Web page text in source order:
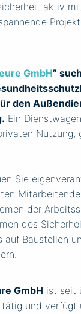
aktiv
GmbH”
den
Ein
Nutzung,
Sie
der
des
auf Baustellen
GmbH ist seit
und verfügt